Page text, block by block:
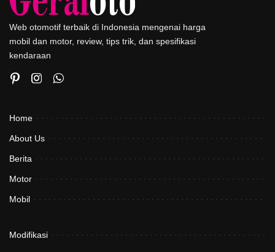
Web otomotif terbaik di Indonesia mengenai harga
mobil dan motor, review, tips trik, dan spesifikasi
kendaraan
Home
About Us
Berita
Motor
Mobil
Modifikasi